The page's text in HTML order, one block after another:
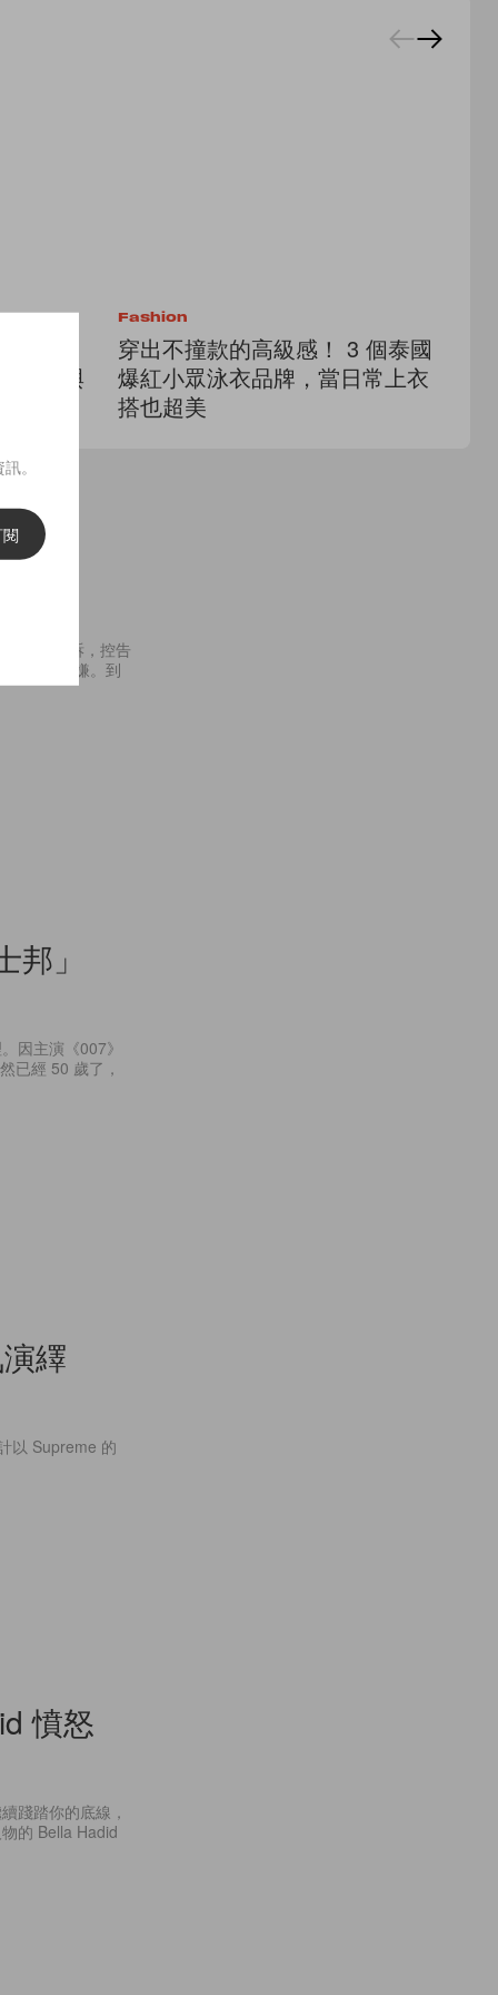
身褲與
Fashion
穿出不撞款的高級感！ 3 個泰國
爆紅小眾泳衣品牌，當日常上衣
搭也超美
與
提出起訴，控告
和抄襲之嫌。到
」
因主演《007》
已經 50 歲了，
繹
以 Supreme 的
憤怒
踐踏你的底線，
的 Bella Hadid
。